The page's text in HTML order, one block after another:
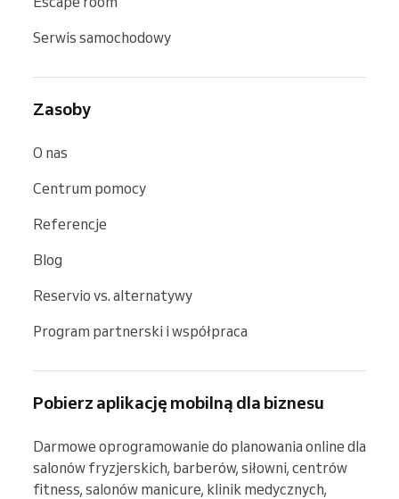
Serwis samochodowy
Zasoby
O nas
Centrum pomocy
Referencje
Blog
Reservio vs. alternatywy
Program partnerski i współpraca
Pobierz aplikację mobilną dla biznesu
Darmowe oprogramowanie do planowania online dla
salonów fryzjerskich, barberów, siłowni, centrów
fitness, salonów manicure, klinik medycznych,